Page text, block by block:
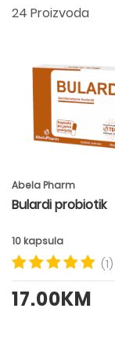
24 Proizvoda
Abela Pharm
Bulardi probiotik
10 kapsula
(1)
17.00KM